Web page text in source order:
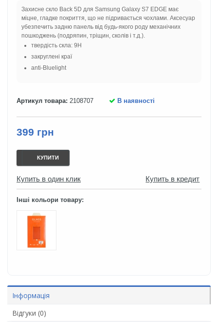
Захисне скло Back 5D для Samsung Galaxy S7 EDGE має
міцне, гладке покриття, що не підривається чохлами. Аксесуар
убезпечить задню панель від будь-якого роду механічних
пошкоджень (подряпин, тріщин, сколів і т.д.).
твердість скла: 9H
закруглені краї
anti-Bluelight
Артикул товара: 2108707 В наявності
399 грн
КУПИТИ
Купить в один клик Купить в кредит
Інші кольори товару:
Інформація
Відгуки (0)